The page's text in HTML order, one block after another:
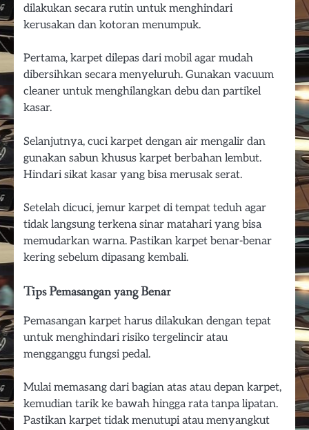
dilakukan secara rutin untuk menghindari
kerusakan dan kotoran menumpuk.
Pertama, karpet dilepas dari mobil agar mudah
dibersihkan secara menyeluruh. Gunakan vacuum
cleaner untuk menghilangkan debu dan partikel
kasar.
Selanjutnya, cuci karpet dengan air mengalir dan
gunakan sabun khusus karpet berbahan lembut.
Hindari sikat kasar yang bisa merusak serat.
Setelah dicuci, jemur karpet di tempat teduh agar
tidak langsung terkena sinar matahari yang bisa
memudarkan warna. Pastikan karpet benar-benar
kering sebelum dipasang kembali.
Tips Pemasangan yang Benar
Pemasangan karpet harus dilakukan dengan tepat
untuk menghindari risiko tergelincir atau
mengganggu fungsi pedal.
Mulai memasang dari bagian atas atau depan karpet,
kemudian tarik ke bawah hingga rata tanpa lipatan.
Pastikan karpet tidak menutupi atau menyangkut